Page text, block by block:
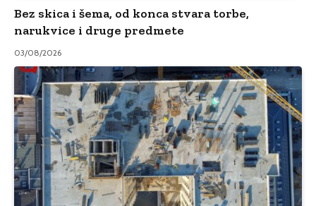
Bez skica i šema, od konca stvara torbe,
narukvice i druge predmete
03/08/2026